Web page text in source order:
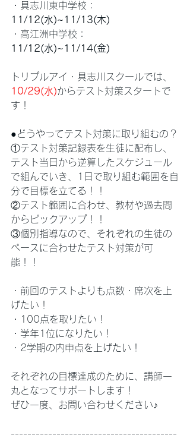
・具志川東中学校：
11/12(水)~11/13(木)
・高江洲中学校：
11/12(水)~11/14(金)
トリプルアイ・具志川スクールでは、
10/29(水)からテスト対策スタートで
す！
●どうやってテスト対策に取り組むの？
①テスト対策記録表を生徒に配布し、
テスト当日から逆算したスケジュール
で組んでいき、1日で取り組む範囲を自
分で目標を立てる！！
②テスト範囲に合わせ、教材や過去問
からピックアップ！！
③個別指導なので、それぞれの生徒の
ペースに合わせたテスト対策が可
能！！
・前回のテストよりも点数・席次を上
げたい！
・100点を取りたい！
・学年1位になりたい！
・2学期の内申点を上げたい！
それぞれの目標達成のために、講師一
丸となってサポートします！
ぜひ一度、お問い合わせください♪